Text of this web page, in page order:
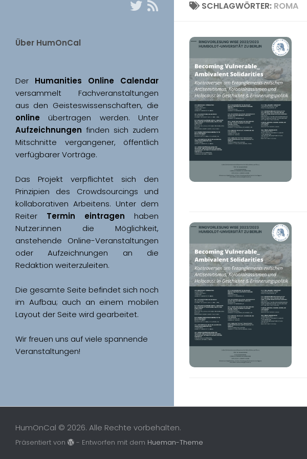
SCHLAGWÖRTER: ROMA
Über HumOnCal
Der
versammelt Fachveranstaltungen
online
Aufzeichnungen finden sich zudem
Mitschnitte vergangener, öffentlich
Das Projekt verpflichtet sich den
Prinzipien des Crowdsourcings und
kollaborativen Arbeitens. Unter dem
Reiter Termin eintragen haben
Nutzer:innen die Möglichkeit,
anstehende Online-Veranstaltungen
oder Aufzeichnungen an die
Redaktion weiterzuleiten.
Die gesamte Seite befindet sich noch
im Aufbau; auch an einem mobilen
Wir freuen uns auf viele spannende
Veranstaltungen!
HumOnCal © 2026. Alle Rechte vorbehalten.
Präsentiert von - Entworfen mit dem Hueman-Theme